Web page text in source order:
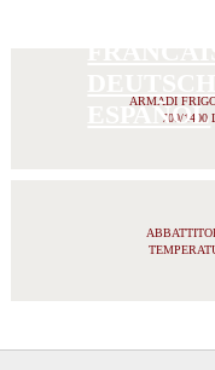
ESPAÑOL
ARMADI
700/1400